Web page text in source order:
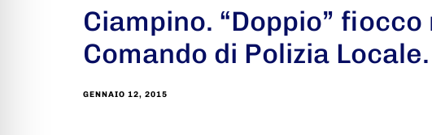
Ciampino. “Doppio”
Comando di Polizia Locale.
GENNAIO 12, 2015